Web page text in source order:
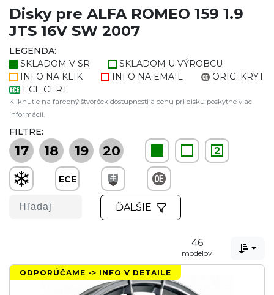
Disky pre ALFA ROMEO 159 1.9
JTS 16V SW 2007
LEGENDA:
SKLADOM V SR
SKLADOM U VÝROBCU
INFO NA KLIK
INFO NA EMAIL
ORIG. KRYT
ECE CERT.
Kliknutie na farebný štvorček dostupnosti a cenu pri disku poskytne viac
informácií.
FILTRE:
17 18 19 20 2
ECE
ĎALŠIE
46
modelov 
ODPORÚČAME -> INFO V DETAILE